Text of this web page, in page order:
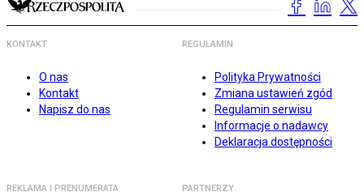
KONTAKT
O nas
Kontakt
Napisz do nas
REGULAMIN
Polityka Prywatności
Zmiana ustawień zgód
Regulamin serwisu
Informacje o nadawcy
Deklaracja dostępności
REKLAMA I PRENUMERATA PARTNERZY